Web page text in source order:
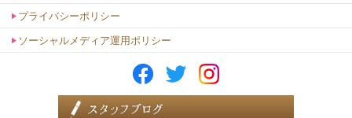
プライバシーポリシー
ソーシャルメディア運用ポリシー